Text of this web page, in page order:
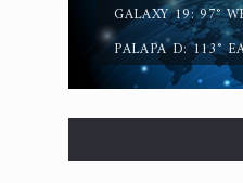
GALAXY 19: 97°
PALAPA D: 113°